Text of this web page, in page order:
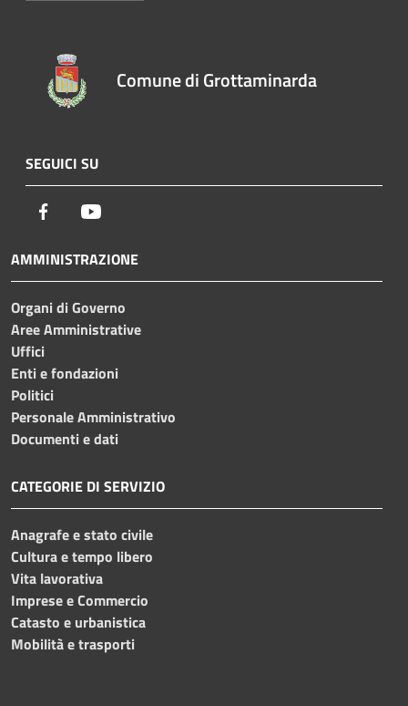
Comune di Grottaminarda
SEGUICI SU
Facebook
AMMINISTRAZIONE
Organi di Governo
Aree Amministrative
Uffici
Enti e fondazioni
Politici
Personale Amministrativo
Documenti e dati
CATEGORIE DI SERVIZIO
Anagrafe e stato civile
Cultura e tempo libero
Vita lavorativa
Imprese e Commercio
Catasto e urbanistica
Mobilità e trasporti